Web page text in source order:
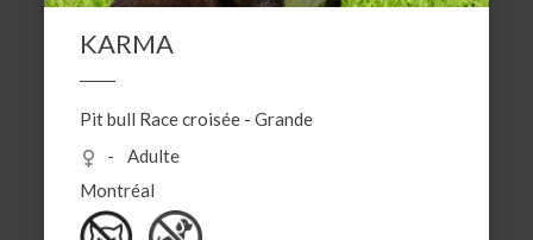
KARMA
Pit bull Race croisée -Grande
Adulte
Montréal